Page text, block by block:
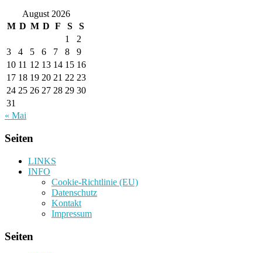
August 2026
M D M D F S
S
1
2
3
4 5 6 7 8
9
10 11 12 13 14 15 16
17 18 19 20 21 22 23
24 25 26 27 28 29 30
31
« Mai
Seiten
LINKS
INFO
Cookie-Richtlinie (EU)
Datenschutz
Kontakt
Impressum
Seiten